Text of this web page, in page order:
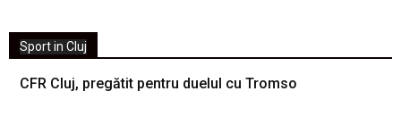
Sport in Cluj
CFR Cluj, pregătit pentru duelul cu Tromso